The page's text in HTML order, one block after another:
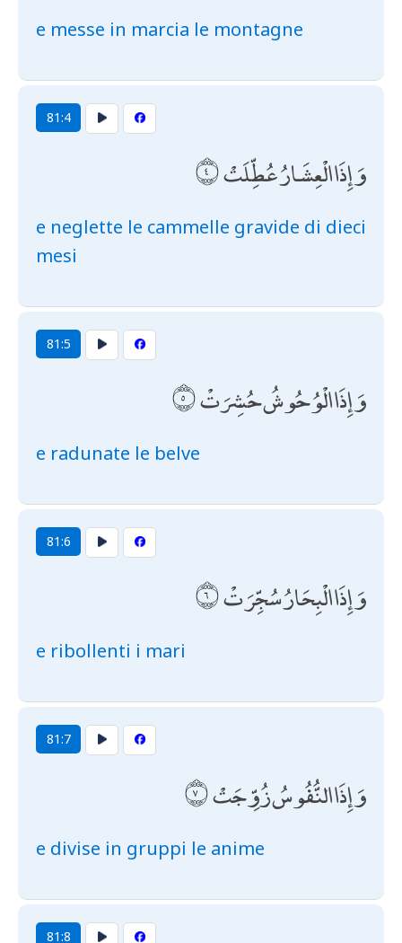
e messe in marcia le montagne
81:4
وَإِذَا الْعِشَارُ عُطِّلَتْ
e neglette le cammelle gravide di dieci
mesi
81:5
وَإِذَا الْوُحُوشُ حُشِرَتْ
e radunate le belve
81:6
وَإِذَا الْبِحَارُ سُجِّرَتْ
e ribollenti i mari
81:7
وَإِذَا النُّفُوسُ زُوِّجَتْ
e divise in gruppi le anime
81:8